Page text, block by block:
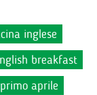
inglese
breakfast
primo aprile